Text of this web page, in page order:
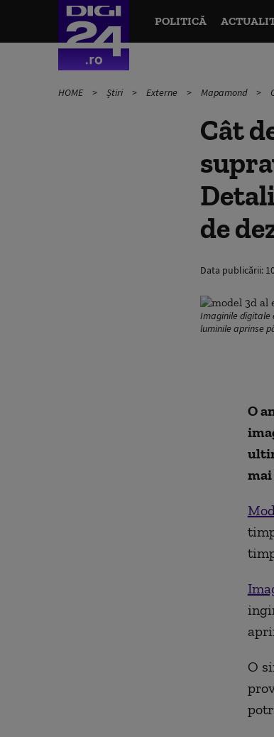
POLITICĂ
HOME Știri Externe Mapamond
Cât
de
Data publicării:
Imaginile digitale
luminile aprinse
O
mai
O